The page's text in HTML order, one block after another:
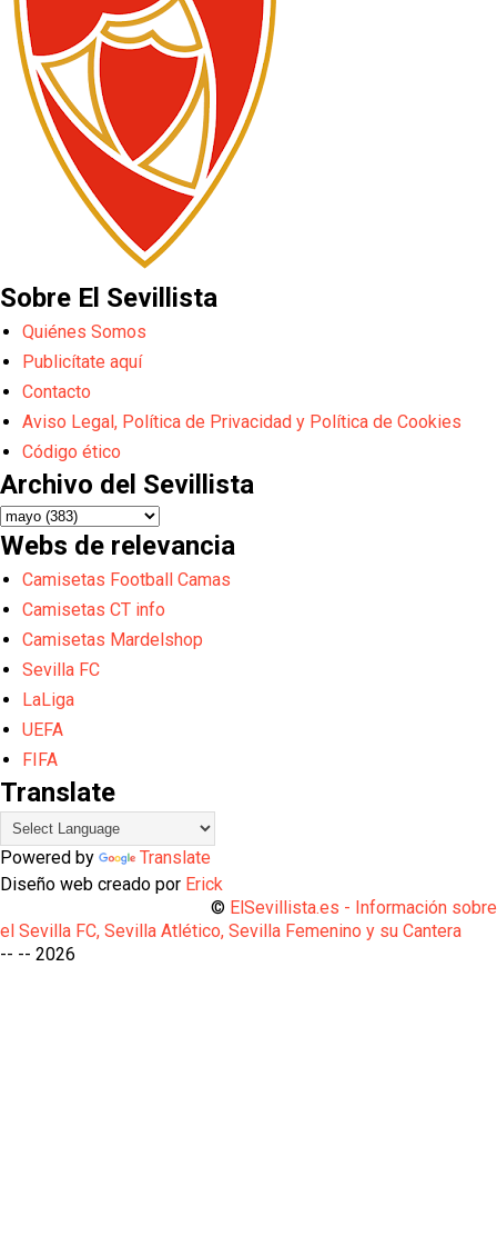
Sobre El Sevillista
Quiénes Somos
Publicítate aquí
Contacto
Aviso Legal, Política de Privacidad y Política de Cookies
Código ético
Archivo del Sevillista
Webs de relevancia
Camisetas Football Camas
Camisetas CT info
Camisetas Mardelshop
Sevilla FC
LaLiga
UEFA
FIFA
Translate
Powered by
Translate
Diseño web creado por Erick
© ElSevillista.es - Información sobre
el Sevilla FC, Sevilla Atlético, Sevilla Femenino y su Cantera
-- -- 2026